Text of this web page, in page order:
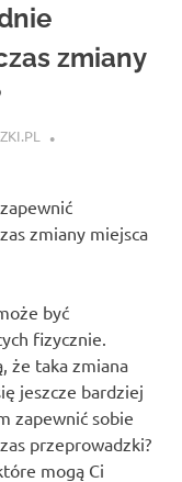
zmiany
zmiany miejsca
być
fizycznie.
że taka zmiana
jeszcze bardziej
zapewnić sobie
przeprowadzki?
mogą Ci